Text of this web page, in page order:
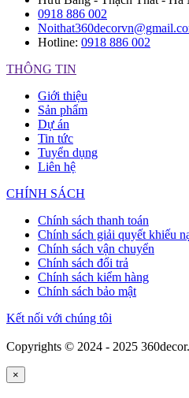
0918 886 002
Hotline: 0918 886 002
THÔNG TIN
Giới thiệu
Sản phẩm
Dự án
Tin tức
Tuyển dụng
Liên hệ
CHÍNH SÁCH
Chính sách thanh toán
Chính sách giải quyết khiếu
Chính sách vận chuyển
Chính sách đổi trả
Chính sách kiểm hàng
Chính sách bảo mật
Kết nối với chúng tôi
Copyrights © 2024 - 2025
×